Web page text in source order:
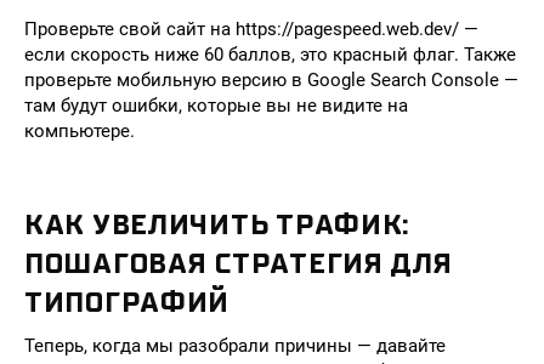
Проверьте свой сайт на https://pagespeed.web.dev/ —
если скорость ниже 60 баллов, это красный флаг. Также
проверьте мобильную версию в Google Search Console —
там будут ошибки, которые вы не видите на
компьютере.
КАК УВЕЛИЧИТЬ ТРАФИК:
ПОШАГОВАЯ СТРАТЕГИЯ ДЛЯ
ТИПОГРАФИЙ
Теперь, когда мы разобрали причины — давайте